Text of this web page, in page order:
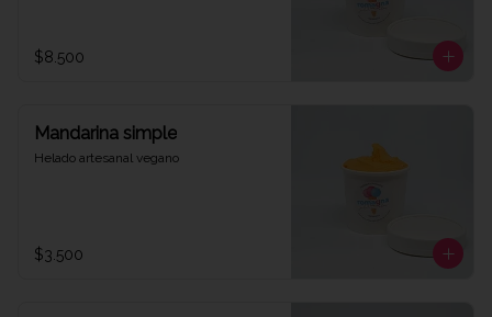
$8.500
Mandarina simple
Helado artesanal vegano
$3.500